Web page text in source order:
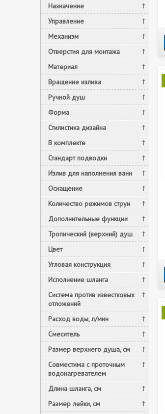
Назначение
Управление
Механизм
Отверстия для монтажа
Материал
Вращение излива
Ручной душ
Форма
Стилистика дизайна
В комплекте
Стандарт подводки
Излив для наполнения ванн
Оснащение
Количество режимов струи
Дополнительные функции
Тропический (верхний) душ
Цвет
Угловая конструкция
Исполнение шланга
Система против известковых
отложений
Расход воды, л/мин
Смеситель
Размер верхнего душа, см
Совместима с проточным
водонагревателем
Длина шланга, см
Размер лейки, см